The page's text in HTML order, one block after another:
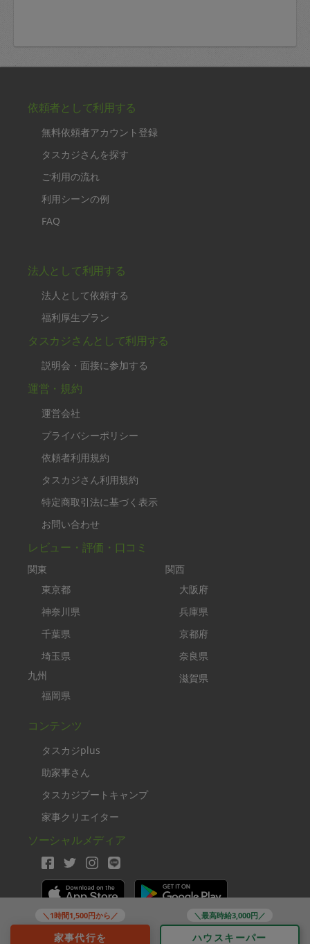
＼1時間1,500円から／
家事代行を
＼最高時給3,000円／
ハウスキーパー
依頼者として利用する
無料依頼者アカウント登録
タスカジさんを探す
ご利用の流れ
利用シーンの例
FAQ
法人として利用する
法人として依頼する
福利厚生プラン
タスカジさんとして利用する
説明会・面接に参加する
運営・規約
運営会社
プライバシーポリシー
依頼者利用規約
タスカジさん利用規約
特定商取引法に基づく表示
お問い合わせ
レビュー・評価・口コミ
関東
東京都
神奈川県
千葉県
埼玉県
九州
福岡県
関西
大阪府
兵庫県
京都府
奈良県
滋賀県
コンテンツ
タスカジplus
助家事さん
タスカジブートキャンプ
家事クリエイター
ソーシャルメディア